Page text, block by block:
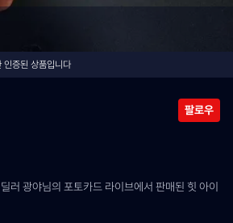
증된 상품입니다
팔로우
광야님의 포토카드 라이브에서 판매된 힛 아이